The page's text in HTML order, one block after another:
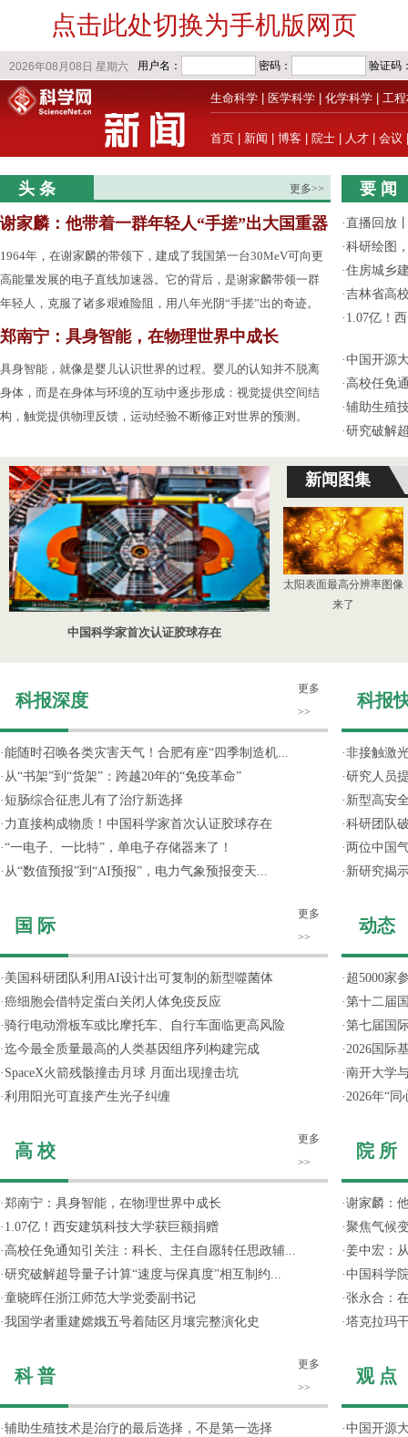
点击此处切换为手机版网页
生命科学 医学科学 化学科学 工
首页 新闻 博客 院士 人才 会议
头 条 更多>>
谢家麟：他带着一群年轻人“手搓”出大国重器
1964年，在谢家麟的带领下，建成了我国第一台30MeV可向更
高能量发展的电子直线加速器。它的背后，是谢家麟带领一群
年轻人，克服了诸多艰难险阻，用八年光阴“手搓”出的奇迹。
郑南宁：具身智能，在物理世界中成长
具身智能，就像是婴儿认识世界的过程。婴儿的认知并不脱离
身体，而是在身体与环境的互动中逐步形成：视觉提供空间结
构，触觉提供物理反馈，运动经验不断修正对世界的预测。
要 闻
·直播回放
·科研绘图
·住房城乡
·吉林省高
· 1.07亿！
·中国开源
· 高校任免
·辅助生殖
·研究破解
中国科学家首次认证胶球存在
新闻图集
太阳表面最高分辨率图像
来了
科报深度
更多
>>
·能随时召唤各类灾害天气！合肥有座“四季制造机...
· 从“书架”到“货架”：跨越20年的“免疫革命”
· 短肠综合征患儿有了治疗新选择
· 力直接构成物质！中国科学家首次认证胶球存在
·“一电子、一比特”，单电子存储器来了！
· 从“数值预报”到“AI预报”，电力气象预报变天...
国 际
更多
>>
· 美国科研团队利用AI设计出可复制的新型噬菌体
·癌细胞会借特定蛋白关闭人体免疫反应
·骑行电动滑板车或比摩托车、自行车面临更高风险
·迄今最全质量最高的人类基因组序列构建完成
· SpaceX火箭残骸撞击月球 月面出现撞击坑
·利用阳光可直接产生光子纠缠
高 校
更多
>>
·郑南宁：具身智能，在物理世界中成长
· 1.07亿！西安建筑科技大学获巨额捐赠
· 高校任免通知引关注：科长、主任自愿转任思政辅...
·研究破解超导量子计算“速度与保真度”相互制约...
·童晓晖任浙江师范大学党委副书记
·我国学者重建嫦娥五号着陆区月壤完整演化史
科 普
更多
>>
·辅助生殖技术是治疗的最后选择，不是第一选择
科报
·非接触激
·研究人员
· 新型高安
·科研团队
· 两位中国
· 新研究揭
动态
· 超5000家
·第十二届
·第七届国
·2026国际
·南开大学
·2026年“
院 所
·谢家麟：
·聚焦气候
·姜中宏：
·中国科学
·张永合：
·塔克拉玛
观 点
·中国开源